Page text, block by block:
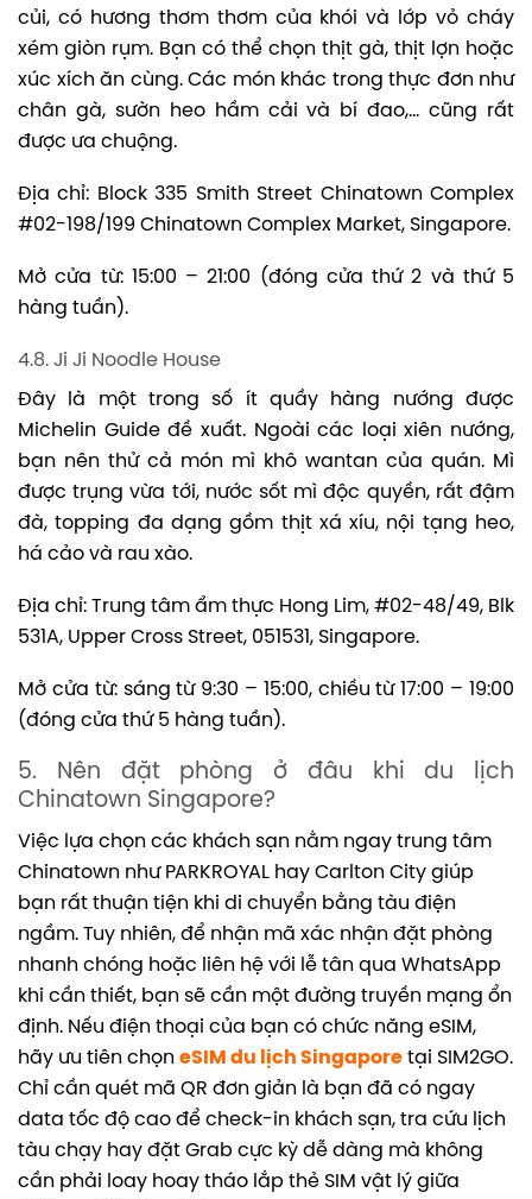
củi, có hương thơm thơm của khói và lớp vỏ cháy
xém giòn rụm. Bạn có thể chọn thịt gà, thịt lợn hoặc
xúc xích ăn cùng. Các món khác trong thực đơn như
chân gà, sườn heo hầm cải và bí đao,… cũng rất
được ưa chuộng.
Địa chỉ: Block 335 Smith Street Chinatown Complex
#02-198/199 Chinatown Complex Market, Singapore.
Mở cửa từ: 15:00 – 21:00 (đóng cửa thứ 2 và thứ 5
hàng tuần).
4.8. Ji Ji Noodle House
Đây là một trong số ít quầy hàng nướng được
Michelin Guide đề xuất. Ngoài các loại xiên nướng,
bạn nên thử cả món mì khô wantan của quán. Mì
được trụng vừa tới, nước sốt mì độc quyền, rất đậm
đà, topping đa dạng gồm thịt xá xíu, nội tạng heo,
há cảo và rau xào.
Địa chỉ: Trung tâm ẩm thực Hong Lim, #02-48/49, Blk
531A, Upper Cross Street, 051531, Singapore.
Mở cửa từ: sáng từ 9:30 – 15:00, chiều từ 17:00 – 19:00
(đóng cửa thứ 5 hàng tuần).
5. Nên đặt phòng ở đâu khi du lịch
Chinatown Singapore?
Việc lựa chọn các khách sạn nằm ngay trung tâm
Chinatown như PARKROYAL hay Carlton City giúp
bạn rất thuận tiện khi di chuyển bằng tàu điện
ngầm. Tuy nhiên, để nhận mã xác nhận đặt phòng
nhanh chóng hoặc liên hệ với lễ tân qua WhatsApp
khi cần thiết, bạn sẽ cần một đường truyền mạng ổn
định. Nếu điện thoại của bạn có chức năng eSIM,
hãy ưu tiên chọn eSIM du lịch Singapore tại SIM2GO.
Chỉ cần quét mã QR đơn giản là bạn đã có ngay
data tốc độ cao để check-in khách sạn, tra cứu lịch
tàu chạy hay đặt Grab cực kỳ dễ dàng mà không
cần phải loay hoay tháo lắp thẻ SIM vật lý giữa